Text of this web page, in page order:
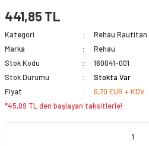
441,85 TL
Kategori
Rehau Rautitan
Marka
Rehau
Stok Kodu
160041-001
Stok Durumu
Stokta Var
Fiyat
6,70 EUR + KDV
*45,09 TL den başlayan taksitlerle!